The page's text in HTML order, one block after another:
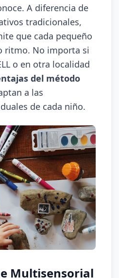
A diferencia de
tradicionales,
que cada pequeño
ritmo. No importa si
o en otra localidad
del método
a las
de cada niño.
Multisensorial